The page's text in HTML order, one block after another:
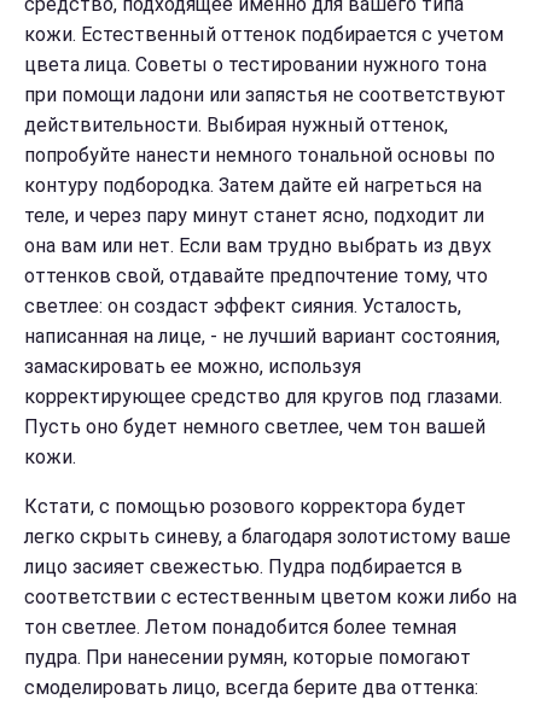
кожи. Естественный оттенок подбирается с учетом
цвета лица. Советы о тестировании нужного тона
при помощи ладони или запястья не соответствуют
действительности. Выбирая нужный оттенок,
попробуйте нанести немного тональной основы по
контуру подбородка. Затем дайте ей нагреться на
теле, и через пару минут станет ясно, подходит ли
она вам или нет. Если вам трудно выбрать из двух
оттенков свой, отдавайте предпочтение тому, что
светлее: он создаст эффект сияния. Усталость,
написанная на лице, - не лучший вариант состояния,
замаскировать ее можно, используя
корректирующее средство для кругов под глазами.
Пусть оно будет немного светлее, чем тон вашей
кожи.
Кстати, с помощью розового корректора будет
легко скрыть синеву, а благодаря золотистому ваше
лицо засияет свежестью. Пудра подбирается в
соответствии с естественным цветом кожи либо на
тон светлее. Летом понадобится более темная
пудра. При нанесении румян, которые помогают
смоделировать лицо, всегда берите два оттенка: